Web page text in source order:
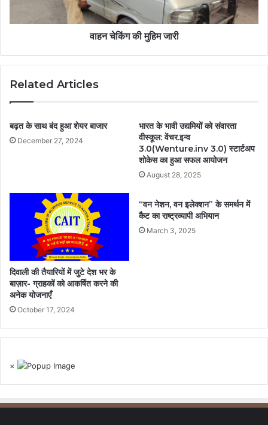
वाहन चेकिंग की मुहिम जारी
Related Articles
बढ़त के साथ बंद हुआ शेयर बाजार
December 27, 2024
भारत के भावी उद्यमियों को संवारता
वीस्कूल: वेंचर.इन्व
3.0(Wenture.inv 3.0) स्टार्टअप
शोकेस का हुआ सफल आयोजन
August 28, 2025
दिवाली की तैयारियों में जुटे देश भर के
बाज़ार- ग्राहकों को आकर्षित करने की
अनेक योजनाएँ
October 17, 2024
“वन नेशन, वन इलेक्शन” के समर्थन में
कैट का राष्ट्रव्यापी अभियान
March 3, 2025
×